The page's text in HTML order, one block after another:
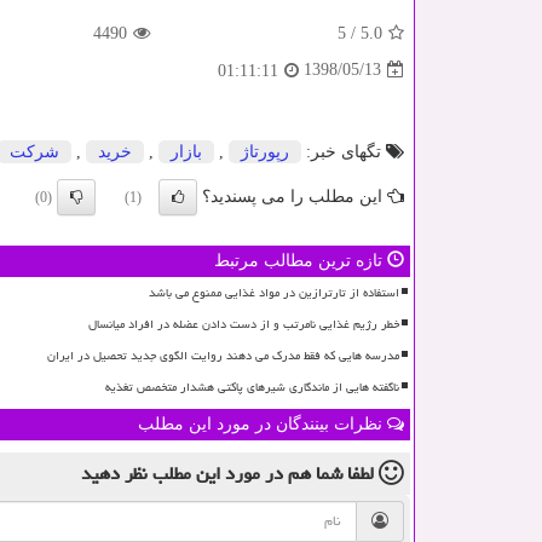
5.0
/
5
4490
1398/05/13
01:11:11
تگهای خبر: رپورتاژ بازار خرید شركت
این مطلب را می پسندید؟ (1)
(0)
تازه ترین مطالب مرتبط
استفاده از تارترازین در مواد غذایی ممنوع می باشد
خطر رژیم غذایی نامرتب و از دست دادن عضله در افراد میانسال
مدرسه هایی که فقط مدرک می دهند روایت الگوی جدید تحصیل در ایران
ناگفته هایی از ماندگاری شیرهای پاکتی هشدار متخصص تغذیه
نظرات بینندگان در مورد این مطلب
لطفا شما همدر مورد این مطلبنظر دهید